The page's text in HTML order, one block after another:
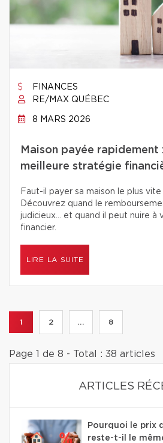
FINANCES
RE/MAX QUÉBEC
8 MARS 2026
Maison payée rapidement
meilleure stratégie
Faut-il payer sa maison le plus vite
Découvrez quand le
judicieux… et quand il peut nuire à
financier.
LIRE LA SUITE
1 2 ... 8
Page 1 de 8 - Total : 38 articles
ARTICLES
Pourquoi le prix
reste-t-il le